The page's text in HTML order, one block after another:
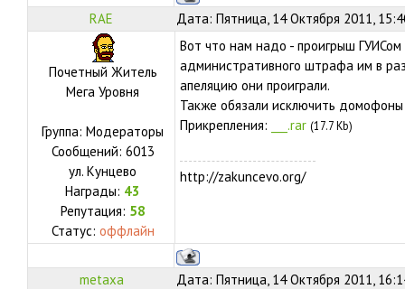
RAE Дата: Пятница, 14 Октября 2011,
Почетный Житель
Мега Уровня
Группа: Модераторы
Сообщений: 6013
ул. Кунцево
Награды: 43
Репутация: 58
Статус: оффлайн
Вот что нам надо - проигрыш
административного штрафа им в
апеляцию они проиграли.
Также обязали исключить
Прикрепления:
___.rar (17.7 Kb)
http://zakuncevo.org/
metaxa Дата: Пятница, 14 Октября 2011,